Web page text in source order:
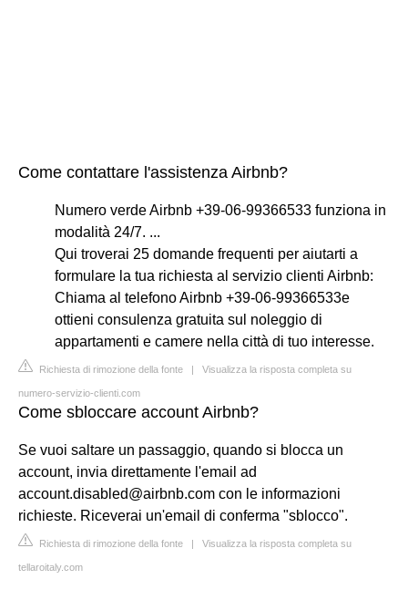
Come contattare l'assistenza Airbnb?
Numero verde Airbnb +39-06-99366533 funziona in
modalità 24/7. ...
Qui troverai 25 domande frequenti per aiutarti a
formulare la tua richiesta al servizio clienti Airbnb:
Chiama al telefono Airbnb +39-06-99366533e
ottieni consulenza gratuita sul noleggio di
appartamenti e camere nella città di tuo interesse.
Richiesta di rimozione della fonte | Visualizza la risposta completa su
numero-servizio-clienti.com
Come sbloccare account Airbnb?
Se vuoi saltare un passaggio, quando si blocca un
account, invia direttamente l'email ad
account.disabled@airbnb.com con le informazioni
richieste. Riceverai un'email di conferma "sblocco".
Richiesta di rimozione della fonte | Visualizza la risposta completa su
tellaroitaly.com